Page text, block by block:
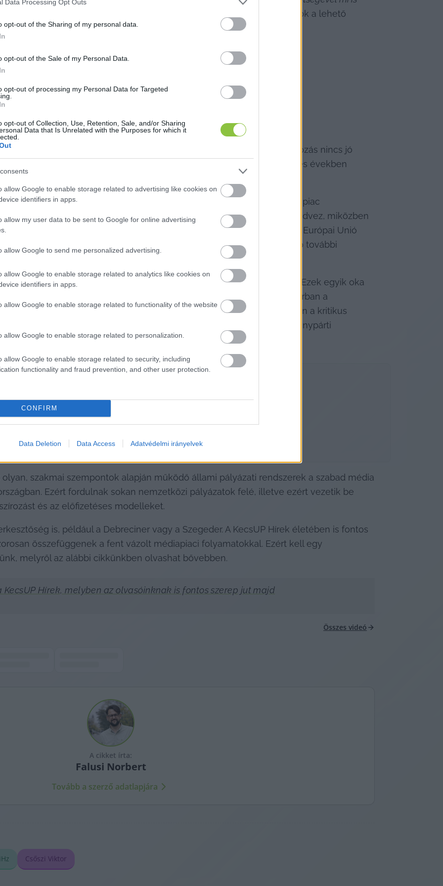
Data Processing Opt Outs
opt-out of the Sharing of my personal data.
opt-out of the Sale of my Personal Data.
opt-out of processing my Personal Data for Targeted
opt-out of Collection, Use, Retention, Sale, and/or Sharing
Data that Is Unrelated with the Purposes for which it
allow Google to enable storage related to advertising like cookies on
identifiers in apps.
allow my user data to be sent to Google for online advertising
allow Google to send me personalized advertising.
allow Google to enable storage related to analytics like cookies on
identifiers in apps.
allow Google to enable storage related to functionality of the website
allow Google to enable storage related to personalization.
allow Google to enable storage related to security, including
functionality and fraud prevention, and other user protection.
CONFIRM
Data Deletion Data Access Adatvédelmi irányelvek
”. A rádió vezetése szerint mindent megtesznek azért, hogy a hallgatók a lehető
helyzetből.
és rádiózás
beszámolt, a helyi, vidéki független és szabad újságírás és rádiózás nincs jó
évek óta ismertek, a rendszerszintű átalakulások már a 2010-es években
arra, hogy a rádiós frekvenciák pályázati rendszere miként hat a médiapiac
a jelenlegi struktúra inkább a kormányhoz közel álló szereplőknek kedvez, miközben
nem jutnak lehetőséghez – elég a Klubrádió történetére gondolni. (Az Európai Unió
, amikor megakadályozta a Klubrádió további
és beszélgetés foglalkozott a magyar médiapiac torzulásaival. Ezek egyik oka
– hirdetések rendszere. Közismert, hogy az állami intézmények elsősorban a
ami jelentős bevételt biztosít ezeknek a vállalatoknak, miközben a kritikus
jelennek meg ilyen hirdetések. Ez tartós versenyelőnyt jelent a kormánypárti
folyamatos túlélési kényszerben működnek.
HIRDETÉS
szakmai szempontok alapján működő állami pályázati rendszerek a szabad média
Ezért fordulnak sokan nemzetközi pályázatok felé, illetve ezért vezetik be
és az előfizetéses modelleket.
is, például a Debreciner vagy a Szegeder. A KecsUP Hírek életében is fontos
összefüggenek a fent vázolt médiapiaci folyamatokkal. Ezért kell egy
melyről az alábbi cikkünkben olvashat bővebben.
Hírek, melyben az olvasóinknak is fontos szerep jut majd
Összes videó
A cikket írta:
Falusi Norbert
Tovább a szerző adatlapjára
Csőszi Viktor